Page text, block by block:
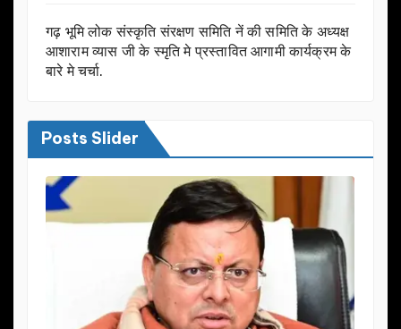
गढ़ भूमि लोक संस्कृति संरक्षण समिति नें की समिति के अध्यक्ष
आशाराम व्यास जी के स्मृति मे प्रस्तावित आगामी कार्यक्रम के
बारे मे चर्चा.
Posts Slider